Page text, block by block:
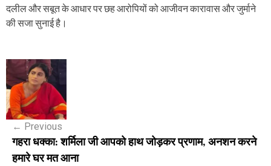
दलील और सबूत के आधार पर छह आरोपियों को आजीवन कारावास और जुर्माने
की सजा सुनाई है।
P
o
s
n
← Previous
गहरा धक्का: शर्मिला जी आपको हाथ जोड़कर प्रणाम, अनशन करने
हमारे घर मत आना